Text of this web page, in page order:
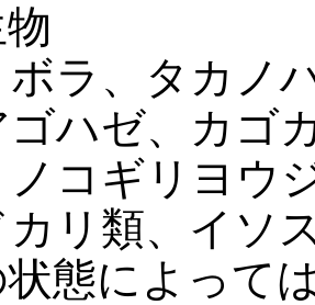
ボラ、タカノ
ゴハゼ、カゴ
ノコギリヨウ
リ類、イソ
態によって